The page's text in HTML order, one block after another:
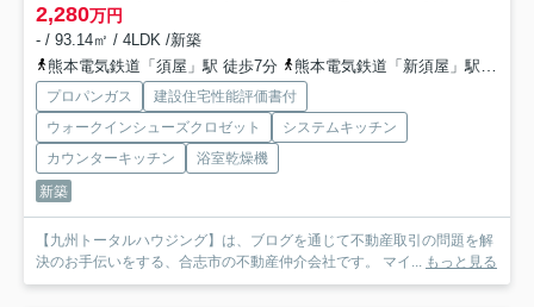
2,280万円
- / 93.14㎡ / 4LDK /新築
熊本電気鉄道「須屋」駅 徒歩7分
熊本電気鉄道「新須屋」駅 徒歩11分
プロパンガス
建設住宅性能評価書付
ウォークインシューズクロゼット
システムキッチン
カウンターキッチン
浴室乾燥機
新築
【九州トータルハウジング】は、ブログを通じて不動産取引の問題を解
決のお手伝いをする、合志市の不動産仲介会社です。 マイ... もっと見る